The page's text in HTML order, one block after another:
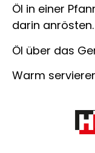
Öl in einer
darin anrösten.
Öl über das
Warm